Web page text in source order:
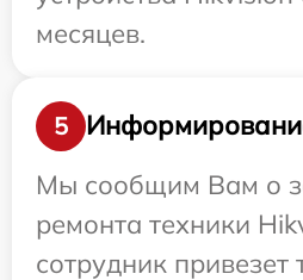
месяцев.
5
Мы сообщим Вам о
ремонта техники
сотрудник привезет